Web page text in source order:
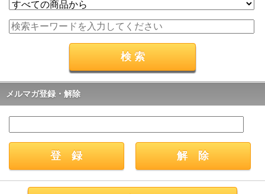
メルマガ登録・解除